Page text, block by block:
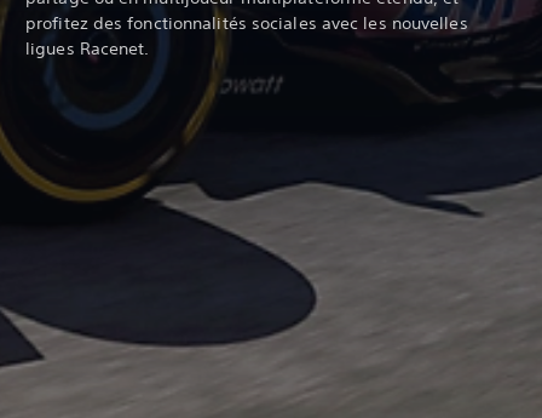
profitez des fonctionnalités sociales avec les nouvelles
ligues Racenet.